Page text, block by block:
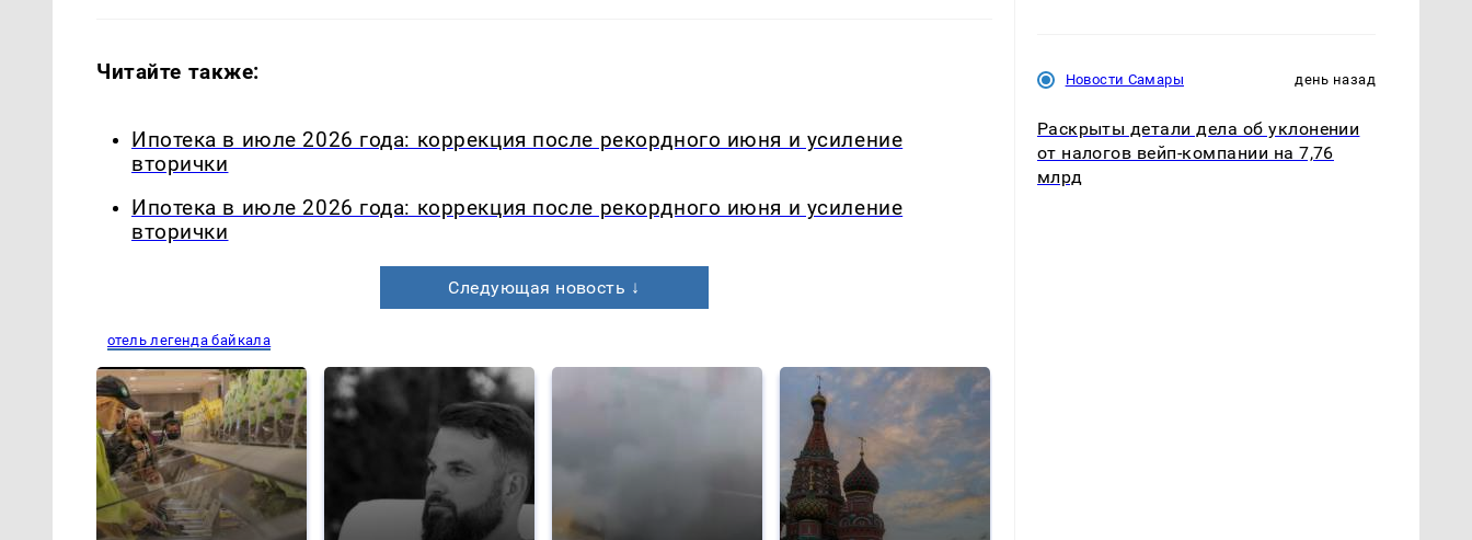
Читайте также:
Ипотека в июле 2026 года: коррекция после рекордного июня и усиление
вторички
Ипотека в июле 2026 года: коррекция после рекордного июня и усиление
вторички
Следующая новость ↓
отель легенда байкала
Новости Самары день назад
Раскрыты детали дела об уклонении
от налогов вейп-компании на 7,76
млрд